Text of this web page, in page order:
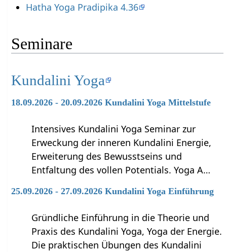
Hatha Yoga Pradipika 4.36
Seminare
Kundalini Yoga
18.09.2026 - 20.09.2026 Kundalini Yoga Mittelstufe
Intensives Kundalini Yoga Seminar zur
Erweckung der inneren Kundalini Energie,
Erweiterung des Bewusstseins und
Entfaltung des vollen Potentials. Yoga A…
25.09.2026 - 27.09.2026 Kundalini Yoga Einführung
Gründliche Einführung in die Theorie und
Praxis des Kundalini Yoga, Yoga der Energie.
Die praktischen Übungen des Kundalini